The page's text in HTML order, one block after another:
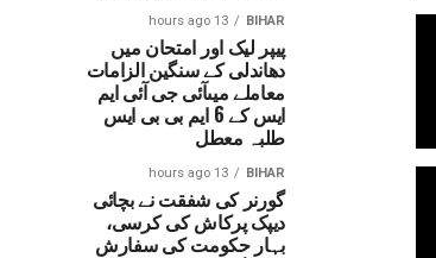
BIHAR
13 hours ago
پیپر لیک اور امتحان میں
دھاندلی کے سنگین الزامات
معاملے میںآئی جی آئی ایم
ایس کے 6 ایم بی بی ایس
طلبہ معطل
BIHAR
13 hours ago
گورنر کی شفقت نے بچائی
دیپک پرکاش کی کرسی،
بہار حکومت کی سفارش